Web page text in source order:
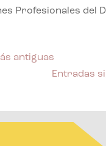
Profesionales del
antiguas
Entradas